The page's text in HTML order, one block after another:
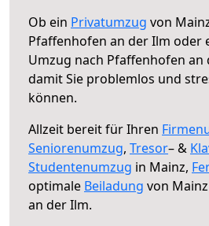
Ob ein Privatumzug von
Pfaffenhofen an der Ilm oder
Umzug nach Pfaffenhofen an
damit Sie problemlos und
können.
Allzeit bereit für Ihren
Seniorenumzug, Tresor– &
Studentenumzug in Mainz,
optimale Beiladung von
an der Ilm.